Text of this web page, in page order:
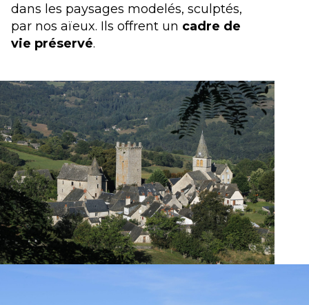
dans les paysages modelés, sculptés,
par nos aïeux. Ils offrent un cadre de
vie préservé.